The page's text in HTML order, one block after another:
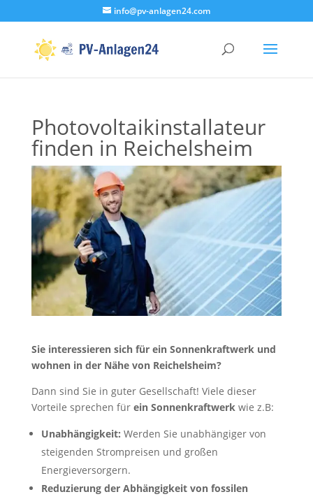
info@pv-anlagen24.com
Photovoltaikinstallateur
finden in Reichelsheim
Sie interessieren sich für ein Sonnenkraftwerk und
wohnen in der Nähe von Reichelsheim?
Dann sind Sie in guter Gesellschaft! Viele dieser
Vorteile sprechen für ein Sonnenkraftwerk wie z.B:
Unabhängigkeit: Werden Sie unabhängiger von
steigenden Strompreisen und großen
Energieversorgern.
Reduzierung der Abhängigkeit von fossilen